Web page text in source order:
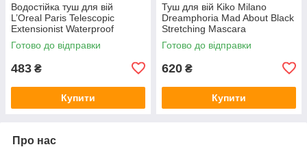
Водостійка туш для вій
L’Oreal Paris Telescopic
Extensionist Waterproof
Mascara Black
Готово до відправки
483 ₴
Купити
Туш для вій Kiko Milano
Dreamphoria Mad About Black
Stretching Mascara
Готово до відправки
620 ₴
Купити
Про нас